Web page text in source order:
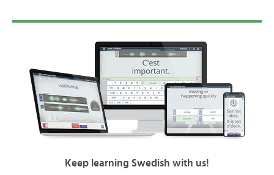
Keep learning Swedish with us!